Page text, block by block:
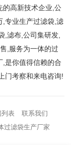
的高新技术企业,公
,专业生产过滤袋,滤
,滤布,公司集研发,
,服务为一体的过
,是你值得信赖的合
门考察和来电咨询!
列表
联系我们
过滤袋生产厂家